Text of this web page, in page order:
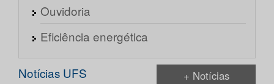
Ouvidoria
Eficiência energética
Notícias UFS + Notícias